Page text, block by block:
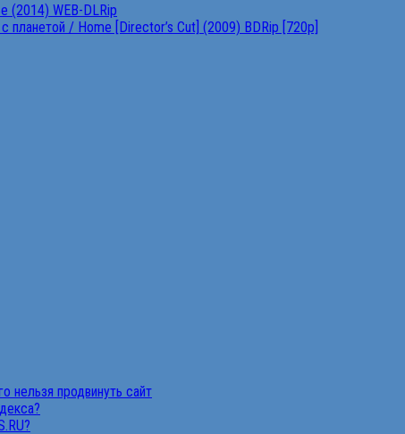
(2014) WEB-DLRip
/ Home [Director’s Cut] (2009) BDRip [720p]
нельзя продвинуть сайт